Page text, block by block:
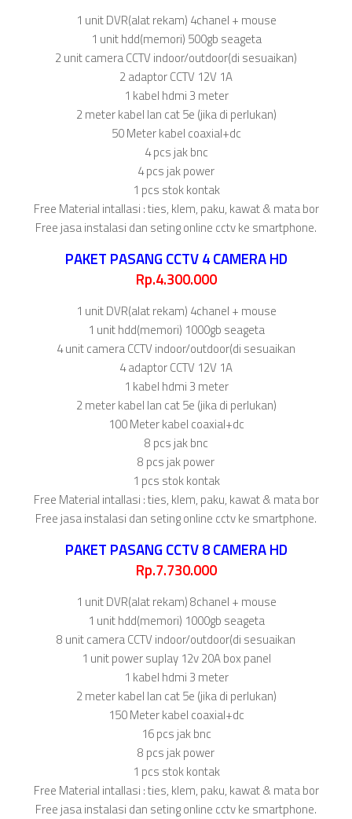
1 unit DVR(alat rekam) 4chanel + mouse
1 unit hdd(memori) 500gb seageta
2 unit camera CCTV indoor/outdoor(di sesuaikan)
2 adaptor CCTV 12V 1A
1 kabel hdmi 3 meter
2 meter kabel lan cat 5e (jika di perlukan)
50 Meter kabel coaxial+dc
4 pcs jak bnc
4 pcs jak power
1 pcs stok kontak
Free Material intallasi : ties, klem, paku, kawat & mata bor
Free jasa instalasi dan seting online cctv ke smartphone.
PAKET PASANG CCTV 4 CAMERA HD
Rp.4.300.000
1 unit DVR(alat rekam) 4chanel + mouse
1 unit hdd(memori) 1000gb seageta
4 unit camera CCTV indoor/outdoor(di sesuaikan
4 adaptor CCTV 12V 1A
1 kabel hdmi 3 meter
2 meter kabel lan cat 5e (jika di perlukan)
100 Meter kabel coaxial+dc
8 pcs jak bnc
8 pcs jak power
1 pcs stok kontak
Free Material intallasi : ties, klem, paku, kawat & mata bor
Free jasa instalasi dan seting online cctv ke smartphone.
PAKET PASANG CCTV 8 CAMERA HD
Rp.7.730.000
1 unit DVR(alat rekam) 8chanel + mouse
1 unit hdd(memori) 1000gb seageta
8 unit camera CCTV indoor/outdoor(di sesuaikan
1 unit power suplay 12v 20A box panel
1 kabel hdmi 3 meter
2 meter kabel lan cat 5e (jika di perlukan)
150 Meter kabel coaxial+dc
16 pcs jak bnc
8 pcs jak power
1 pcs stok kontak
Free Material intallasi : ties, klem, paku, kawat & mata bor
Free jasa instalasi dan seting online cctv ke smartphone.